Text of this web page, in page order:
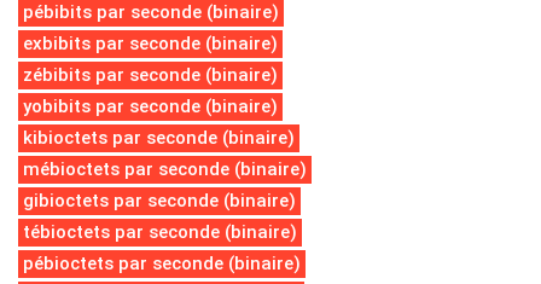
pébibits par seconde (binaire)
exbibits par seconde (binaire)
zébibits par seconde (binaire)
yobibits par seconde (binaire)
kibioctets par seconde (binaire)
mébioctets par seconde (binaire)
gibioctets par seconde (binaire)
tébioctets par seconde (binaire)
pébioctets par seconde (binaire)